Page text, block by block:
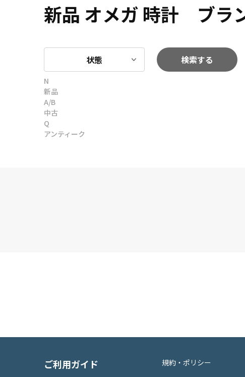
新品 オメガ 時計 ブラ
状態 検索する
N
新品
A/B
中古
Q
アンティーク
ご利用ガイド 規約・ポリシー